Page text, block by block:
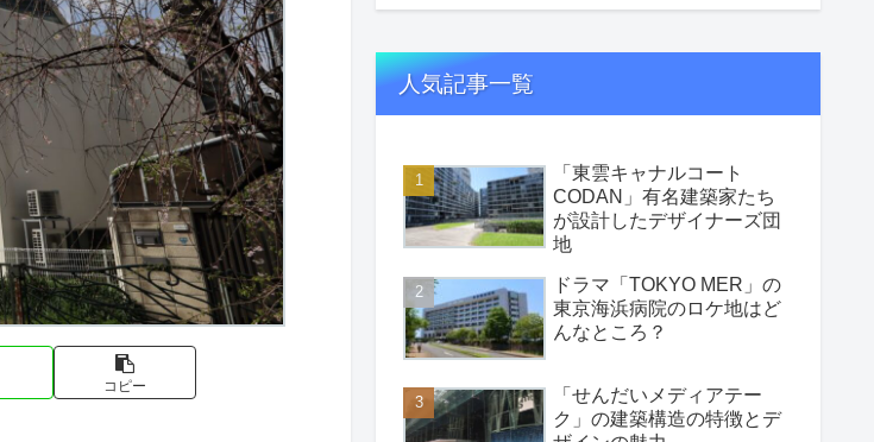
コピー
人気記事一覧
「東雲キャナルコート
CODAN」有名建築家たち
が設計したデザイナーズ団
地
ドラマ「TOKYO MER」の
東京海浜病院のロケ地はど
んなところ？
「せんだいメディアテー
ク」の建築構造の特徴とデ